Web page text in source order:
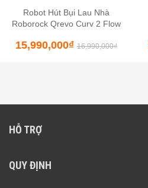
Robot Hút Bụi Lau Nhà
Roborock Qrevo Curv 2 Flow
15,990,000₫ 16,990,000₫
HỖ TRỢ
QUY ĐỊNH